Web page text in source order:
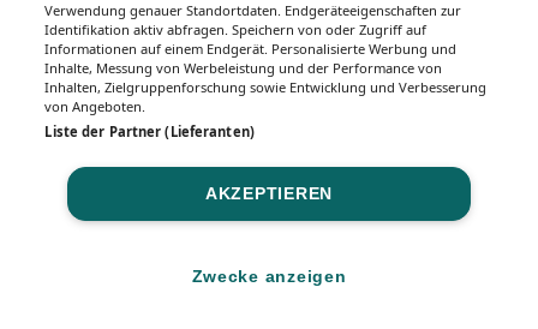
Verwendung genauer Standortdaten. Endgeräteeigenschaften zur
Identifikation aktiv abfragen. Speichern von oder Zugriff auf
Informationen auf einem Endgerät. Personalisierte Werbung und
Inhalte, Messung von Werbeleistung und der Performance von
Inhalten, Zielgruppenforschung sowie Entwicklung und Verbesserung
von Angeboten.
Liste der Partner (Lieferanten)
AKZEPTIEREN
Zwecke anzeigen